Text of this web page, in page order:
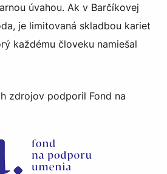
úvahou. Ak v Barčíkovej
je limitovaná skladbou kariet
každému človeku namiešal
zdrojov podporil Fond na